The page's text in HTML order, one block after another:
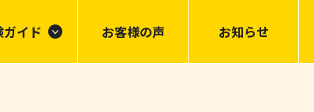
ガイド お客様の声 お知らせ